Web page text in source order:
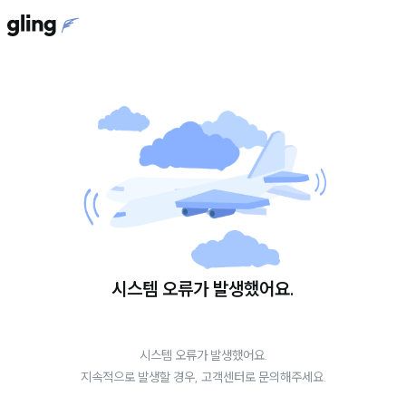
시스템 오류가 발생했어요.
시스템 오류가 발생했어요.
지속적으로 발생할 경우, 고객센터로 문의해주세요.